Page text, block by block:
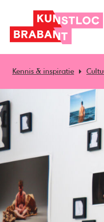
Kennis & inspiratie